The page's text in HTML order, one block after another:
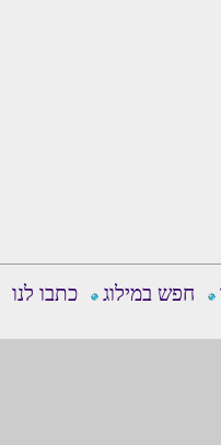
חפש במילוג כתבו לנו